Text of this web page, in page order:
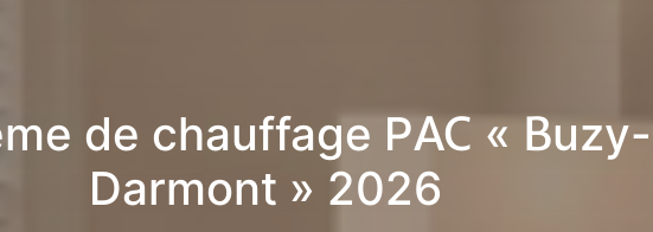
de chauffage PAC « Buzy-
Darmont » 2026